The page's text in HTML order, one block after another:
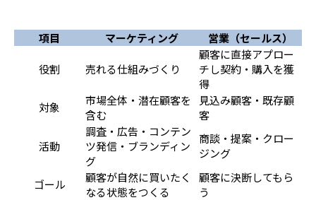
項目 マーケティング 営業（セールス）
役割 売れる仕組みづくり
顧客に直接アプロー
チし契約・購入を獲
得
対象
市場全体・潜在顧客を
含む
見込み顧客・既存顧
客
活動
調査・広告・コンテン
ツ発信・ブランディン
グ
商談・提案・クロー
ジング
ゴール
顧客が自然に買いたく
なる状態をつくる
顧客に決断してもら
う